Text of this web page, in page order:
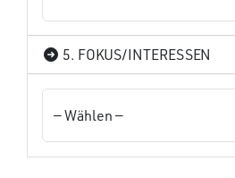
5. FOKUS/INTERESSEN